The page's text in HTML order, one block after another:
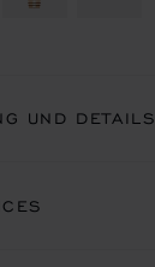
UND DETAILS